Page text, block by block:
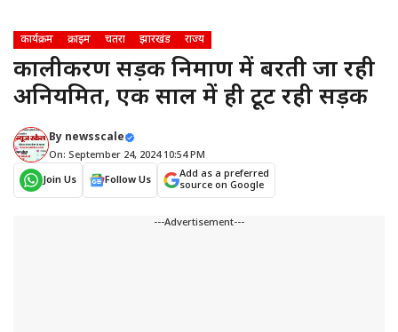
कार्यक्रम क्राइम चतरा झारखंड राज्य
कालीकरण सड़क निर्माण में बरती जा रही
अनियमित, एक साल में ही टूट रही सड़क
By newsscale
On: September 24, 2024 10:54 PM
Join Us
Follow Us
Add as a preferred
source on Google
---Advertisement---